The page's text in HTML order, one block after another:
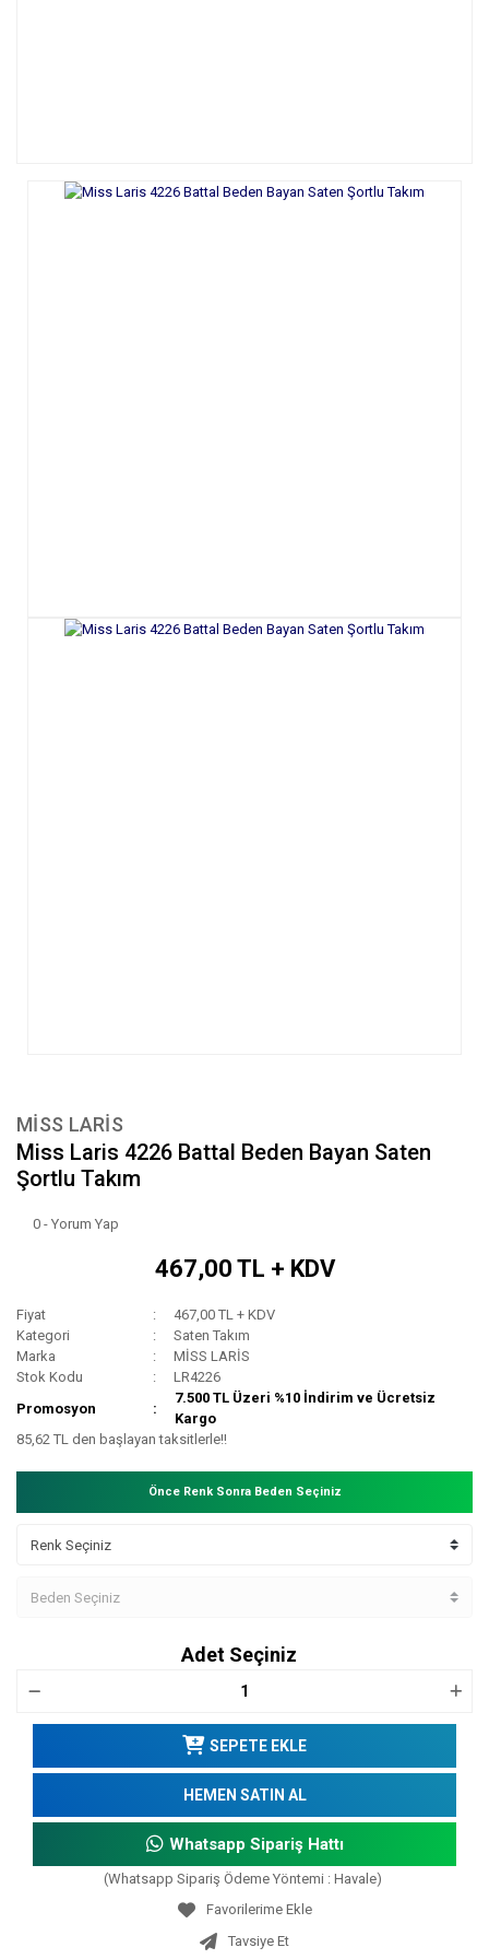
MİSS LARİS
Miss Laris 4226 Battal Beden Bayan Saten
Şortlu Takım
0 - Yorum Yap
467,00 TL + KDV
Fiyat
467,00 TL + KDV
Kategori
Saten Takım
Marka
MİSS LARİS
Stok Kodu
LR4226
Promosyon
7.500 TL Üzeri %10 İndirim ve Ücretsiz
Kargo
85,62 TL den başlayan taksitlerle!!
Önce Renk Sonra Beden Seçiniz
Adet Seçiniz
SEPETE EKLE
HEMEN SATIN AL
Whatsapp Sipariş Hattı
(Whatsapp Sipariş Ödeme Yöntemi : Havale)
Tavsiye Et